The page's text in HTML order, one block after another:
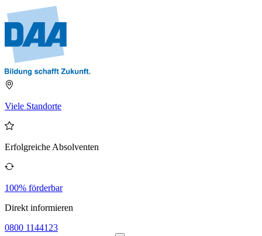
Viele Standorte
Erfolgreiche Absolventen
100% förderbar
Direkt informieren
0800 1144123